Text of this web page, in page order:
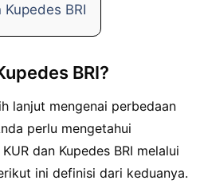
BRI
BRI?
lanjut mengenai perbedaan
perlu mengetahui
dan Kupedes BRI melalui
ini definisi dari keduanya.